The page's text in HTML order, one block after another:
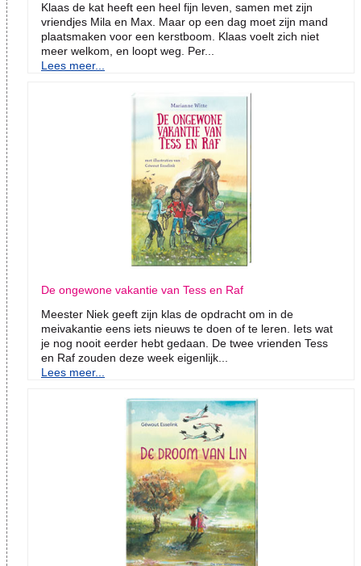
Klaas de kat heeft een heel fijn leven, samen met zijn
vriendjes Mila en Max. Maar op een dag moet zijn mand
plaatsmaken voor een kerstboom. Klaas voelt zich niet
meer welkom, en loopt weg. Per...
Lees meer...
De ongewone vakantie van Tess en Raf
Meester Niek geeft zijn klas de opdracht om in de
meivakantie eens iets nieuws te doen of te leren. Iets wat
je nog nooit eerder hebt gedaan. De twee vrienden Tess
en Raf zouden deze week eigenlijk...
Lees meer...